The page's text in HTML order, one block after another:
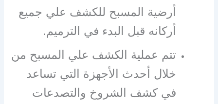
أرضية المسبح للكشف علي جميع
أركانه قبل البدء في الترميم.
تتم عملية الكشف علي المسبح من
خلال أحدث الأجهزة التي تساعد
في كشف الشروخ والتصدعات